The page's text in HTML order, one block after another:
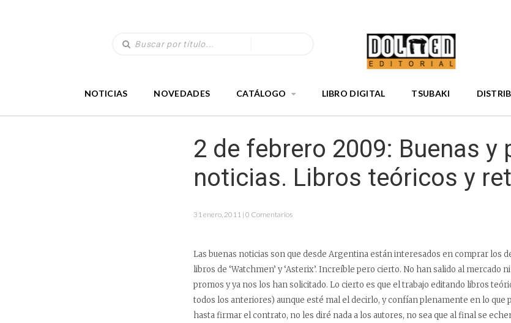
NOTICIAS NOVEDADES CATÁLOGO LIBRO DIGITAL TSUBAKI
2 de febrero 2009: Buenas y
noticias. Libros teóricos y
31 enero, 2011 | 0 Comentarios
Las buenas noticias son que desde Argentina están interesados en comprar los
libros de ‘Watchmen’ y ‘Asterix’. Increíble pero cierto. No han salido al mercado
promos y ya nos los han solicitado. Lo cierto es que el trabajo editando libros
todos los anteriores) aunque esté mal el decirlo, y confían plenamente en lo que
hasta firmar el contrato, no les diré nada a los autores, no sea que al final se